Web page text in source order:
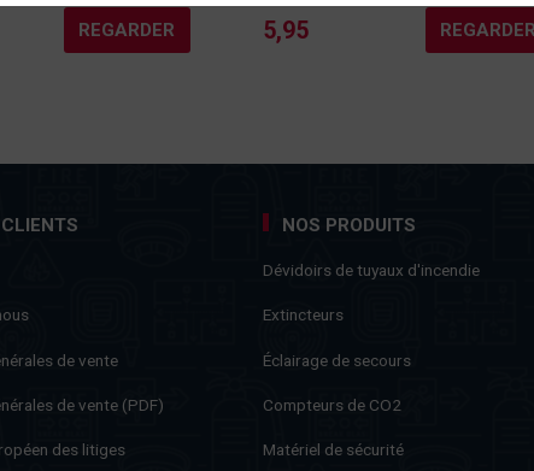
REGARDER 5,95 REGARDER
de vente
de vente (PDF)
des litiges
NOS PRODUITS
Dévidoirs de tuyaux d'incendie
Extincteurs
Éclairage de secours
Compteurs de CO2
Matériel de sécurité